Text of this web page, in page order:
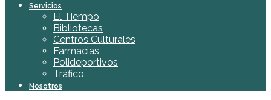
Servicios
El Tiempo
Bibliotecas
Centros Culturales
Farmacias
Polideportivos
Tráfico
Nosotros